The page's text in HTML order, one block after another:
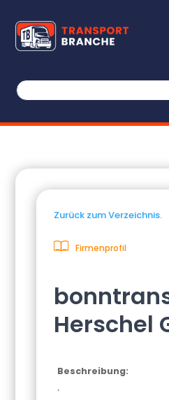
Zurück zum Verzeichnis.
Firmenprofil
Herschel
Beschreibung:
.